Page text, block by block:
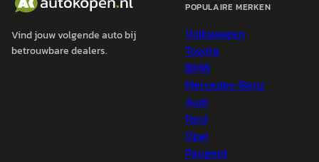
Vind jouw volgende auto bij
betrouwbare dealers.
POPULAIRE MERKEN
Volkswagen
Toyota
BMW
Mercedes-Benz
Audi
Ford
Opel
Peugeot